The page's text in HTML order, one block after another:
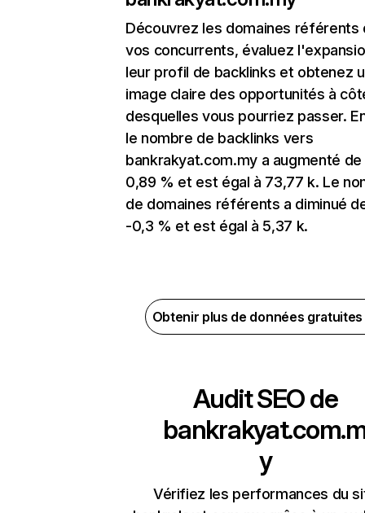
Découvrez les domaines référents
vos concurrents, évaluez
leur profil de backlinks et obtenez
image claire des opportunités à
desquelles vous pourriez passer.
le nombre de backlinks vers
bankrakyat.com.my a augmenté de
0,89 % et est égal à 73,77 k. Le
de domaines référents a diminué
-0,3 % et est égal à 5,37 k.
Obtenir plus de données
Audit SEO de
y
Vérifiez les performances du